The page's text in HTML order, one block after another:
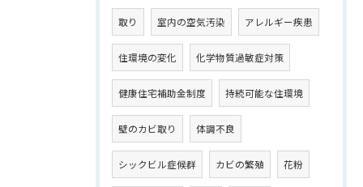
取り 室内の空気汚染 アレルギー疾患
住環境の変化 化学物質過敏症対策
健康住宅補助金制度 持続可能な住環境
壁のカビ取り 体調不良
シックビル症候群 カビの繁殖 花粉